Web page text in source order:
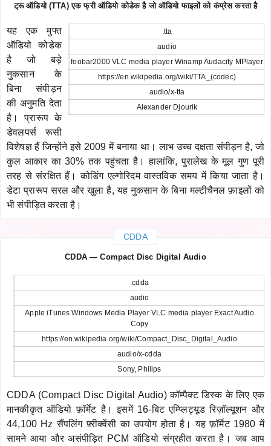
ट्रू ऑडियो (TTA) एक फ्री ऑडियो कोडेक है जो ऑडियो फाइलों को कंप्रेस करता है
.tta
audio
foobar2000 VLC media player Winamp Audacity MPlayer
https://en.wikipedia.org/wiki/TTA_(codec)
audio/x-tta
Alexander Djourik
यह एक मुफ्त
ऑडियो कोडेक
है जो बड़े
नुकसान के
बिना संपीड़न
की अनुमति देता
है। प्रारूप के
डेवलपर्स रूसी
विशेषज्ञ हैं जिन्होंने इसे 2009 में बनाया था। लाभ उच्च दक्षता संपीड़न है, जो
कुल आकार का 30% तक पहुंचता है। हालांकि, पुरालेख के मूल गुण पूरी
तरह से संरक्षित हैं। कोडिंग एल्गोरिदम वास्तविक समय में किया जाता है।
डेटा प्रारूप सरल और खुला है, यह नुकसान के बिना मल्टीचैनल फ़ाइलों को
भी संपीड़ित करता है।
CDDA
CDDA — Compact Disc Digital Audio
.cdda
audio
Apple iTunes Windows Media Player VLC media player Exact Audio
Copy
https://en.wikipedia.org/wiki/Compact_Disc_Digital_Audio
audio/x-cdda
Sony, Philips
CDDA (Compact Disc Digital Audio) कॉम्पैक्ट डिस्क के लिए एक
मानकीकृत ऑडियो फ़ॉर्मेट है। इसमें 16-बिट एम्प्लिट्यूड रिज़ॉल्यूशन और
44,100 Hz सैंपलिंग फ़्रीक्वेंसी का उपयोग होता है। यह फ़ॉर्मेट 1980 में
सामने आया और असंपीड़ित PCM ऑडियो संग्रहीत करता है। जब आप